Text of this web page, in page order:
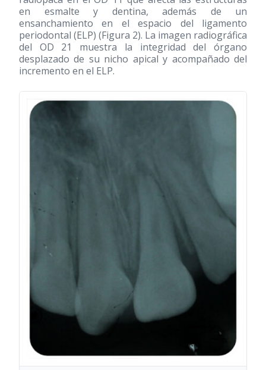
en esmalte y dentina, además de un
ensanchamiento en el espacio del ligamento
periodontal (ELP) (Figura 2). La imagen radiográfica
del OD 21 muestra la integridad del órgano
desplazado de su nicho apical y acompañado del
incremento en el ELP.